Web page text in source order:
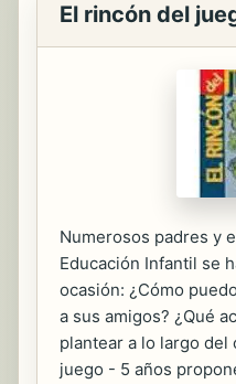
El rincón del
Numerosos padres y
Educación Infantil se
ocasión: ¿Cómo
a sus amigos? ¿Qué
plantear a lo largo del
juego - 5 años